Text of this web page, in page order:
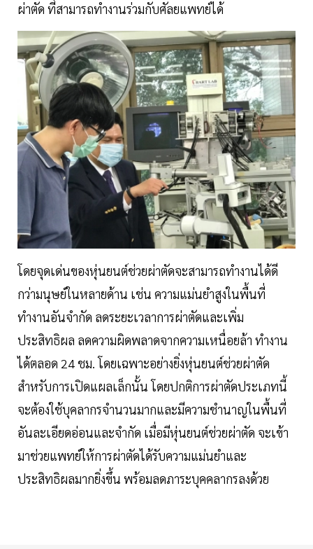
ผ่าตัด ที่สามารถทำงานร่วมกับศัลยแพทย์ได้
โดยจุดเด่นของหุ่นยนต์ช่วยผ่าตัดจะสามารถทำงานได้ดี
กว่ามนุษย์ในหลายด้าน เช่น ความแม่นยำสูงในพื้นที่
ทำงานอันจำกัด ลดระยะเวลาการผ่าตัดและเพิ่ม
ประสิทธิผล ลดความผิดพลาดจากความเหนื่อยล้า ทำงาน
ได้ตลอด 24 ชม. โดยเฉพาะอย่างยิ่งหุ่นยนต์ช่วยผ่าตัด
สำหรับการเปิดแผลเล็กนั้น โดยปกติการผ่าตัดประเภทนี้
จะต้องใช้บุคลากรจำนวนมากและมีความชำนาญในพื้นที่
อันละเอียดอ่อนและจำกัด เมื่อมีหุ่นยนต์ช่วยผ่าตัด จะเข้า
มาช่วยแพทย์ให้การผ่าตัดได้รับความแม่นยำและ
ประสิทธิผลมากยิ่งขึ้น พร้อมลดภาระบุคคลากรลงด้วย